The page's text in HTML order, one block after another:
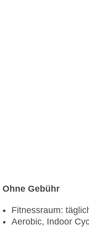
Ohne Gebühr
Fitnessraum:
Aerobic, Indoor